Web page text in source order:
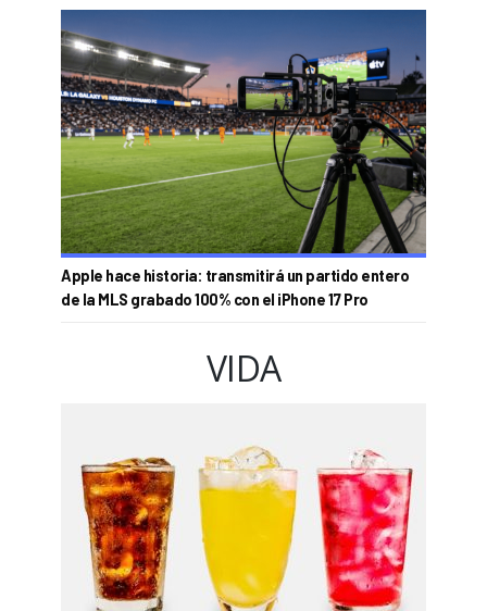
Apple hace historia: transmitirá un partido entero
de la MLS grabado 100% con el iPhone 17 Pro
VIDA